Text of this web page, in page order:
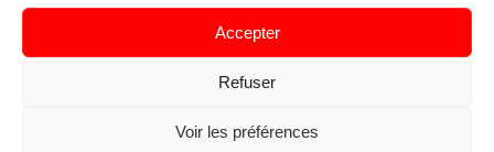
Accepter
Refuser
Voir les préférences